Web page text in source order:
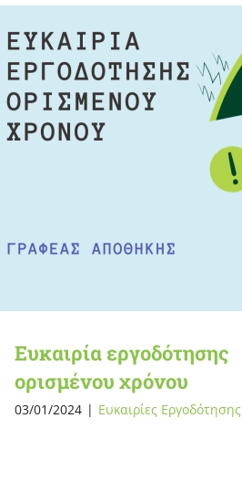
Ευκαιρία εργοδότησης
ορισμένου χρόνου
03/01/2024 | Ευκαιρίες Εργοδότησης